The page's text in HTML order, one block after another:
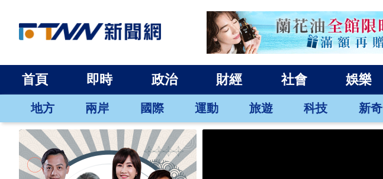
首頁 即時 政治 財經 社會 娛樂
地方 兩岸 國際 運動 旅遊 科技 新奇